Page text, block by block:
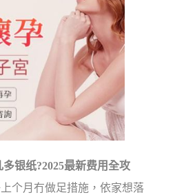
多银纸?2025最新费用全攻
个月冇做足措施，依家想落